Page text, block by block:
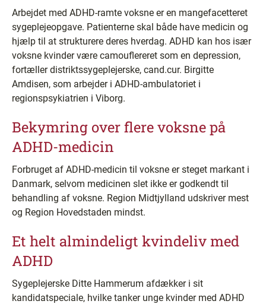
Arbejdet med ADHD-ramte voksne er en mangefacetteret
sygeplejeopgave. Patienterne skal både have medicin og
hjælp til at strukturere deres hverdag. ADHD kan hos især
voksne kvinder være camouflereret som en depression,
fortæller distriktssygeplejerske, cand.cur. Birgitte
Amdisen, som arbejder i ADHD-ambulatoriet i
regionspsykiatrien i Viborg.
Bekymring over flere voksne på
ADHD-medicin
Forbruget af ADHD-medicin til voksne er steget markant i
Danmark, selvom medicinen slet ikke er godkendt til
behandling af voksne. Region Midtjylland udskriver mest
og Region Hovedstaden mindst.
Et helt almindeligt kvindeliv med
ADHD
Sygeplejerske Ditte Hammerum afdækker i sit
kandidatspeciale, hvilke tanker unge kvinder med ADHD